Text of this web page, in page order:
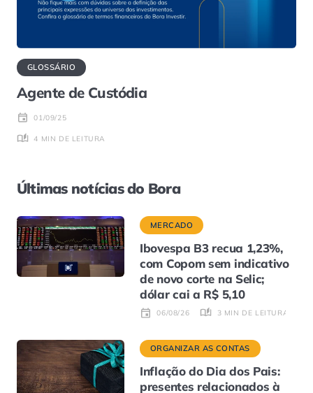
GLOSSÁRIO
Agente de Custódia
01/09/25
4 MIN DE LEITURA
Últimas notícias do Bora
MERCADO
Ibovespa B3 recua 1,23%,
com Copom sem indicativo
de novo corte na Selic;
dólar cai a R$ 5,10
06/08/26 3 MIN DE LEITURA
ORGANIZAR AS CONTAS
Inflação do Dia dos Pais:
presentes relacionados à